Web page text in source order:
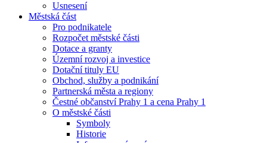
Usnesení
Městská část
Pro podnikatele
Rozpočet městské části
Dotace a granty
Územní rozvoj a investice
Dotační tituly EU
Obchod, služby a podnikání
Partnerská města a regiony
Čestné občanství Prahy 1 a cena Prahy 1
O městské části
Symboly
Historie